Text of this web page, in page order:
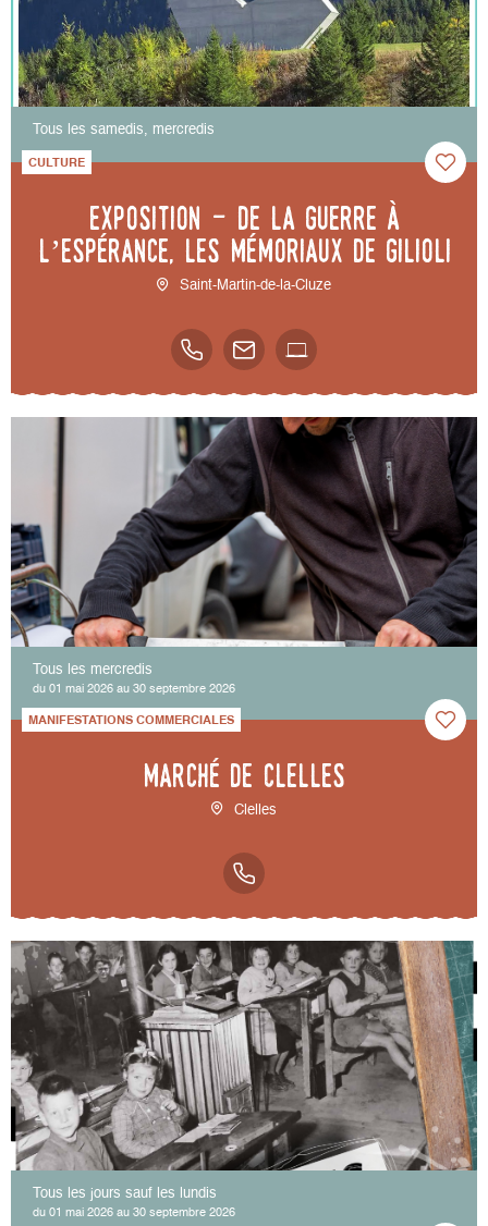
Tous les samedis, mercredis
CULTURE
Exposition - De la guerre à
l’espérance, les mémoriaux de Gilioli
Saint-Martin-de-la-Cluze
Tous les mercredis
du 01 mai 2026 au 30 septembre 2026
MANIFESTATIONS COMMERCIALES
Marché de Clelles
Clelles
Tous les jours sauf les lundis
du 01 mai 2026 au 30 septembre 2026